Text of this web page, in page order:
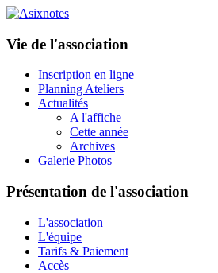
Vie de l'association
Inscription en ligne
Planning Ateliers
Actualités
A l'affiche
Cette année
Archives
Galerie Photos
Présentation de l'association
L'association
L'équipe
Tarifs & Paiement
Accès